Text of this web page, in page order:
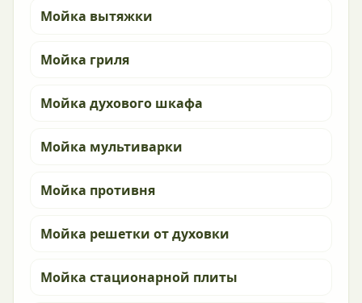
Мойка вытяжки
Мойка гриля
Мойка духового шкафа
Мойка мультиварки
Мойка противня
Мойка решетки от духовки
Мойка стационарной плиты